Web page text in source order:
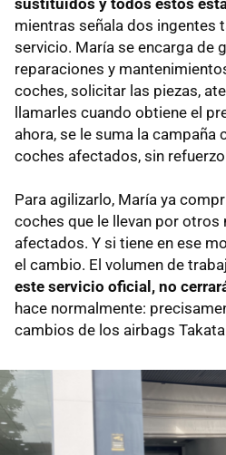
mientras señala dos ingentes
servicio. María se encarga de
reparaciones y
coches, solicitar las piezas,
llamarles cuando obtiene el
ahora, se le suma la campaña
coches afectados, sin
Para agilizarlo, María ya
coches que le llevan por
afectados. Y si tiene en ese
el cambio. El volumen de
este servicio oficial, no
hace normalmente:
cambios de los airbags